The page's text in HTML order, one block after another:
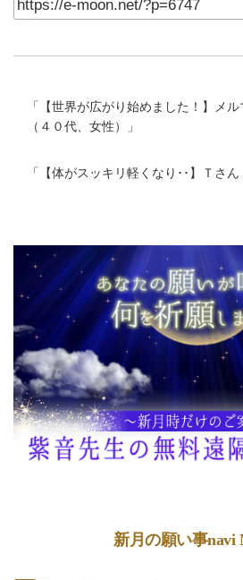
「
【世界が広がり始めました！】メ
（４０代、女性）
」
「 【体がスッキリ軽くなり･･】Ｔさん
新月の願い事navi